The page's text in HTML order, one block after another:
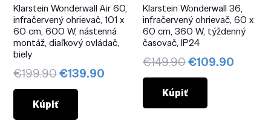
Klarstein Wonderwall Air 60,
infračervený ohrievač, 101 x
60 cm, 600 W, nástenná
montáž, diaľkový ovládač,
biely
€199.90Pôvodná
cena
€199.90.
€139.90
Kúpiť
Klarstein Wonderwall 36,
infračervený ohrievač, 60 x
60 cm, 360 W, týždenný
časovač, IP24
€149.90Pôvodná
cena
bola:
€149.90.
€109.90
Kúpiť